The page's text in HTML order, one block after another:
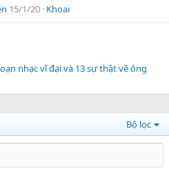
15/1/20 Khoai
nhạc vĩ đại và 13 sự thật về ông
Bộ lọc